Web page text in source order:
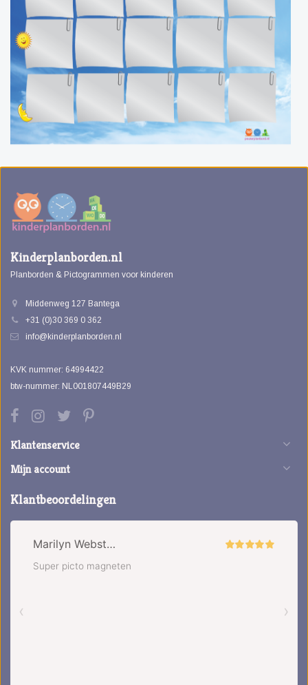
Kinderplanborden.nl
Planborden & Pictogrammen voor kinderen
Middenweg 127 Bantega
+31 (0)30 369 0 362
info@kinderplanborden.nl
KVK nummer: 64994422
btw-nummer: NL001807449B29
Klantenservice
Mijn account
Klantbeoordelingen